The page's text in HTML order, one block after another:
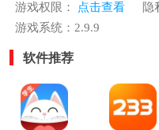
游戏权限：
点击查看 隐
游戏系统：2.9.9
软件推荐